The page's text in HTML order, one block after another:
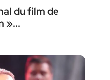
du film de
»...